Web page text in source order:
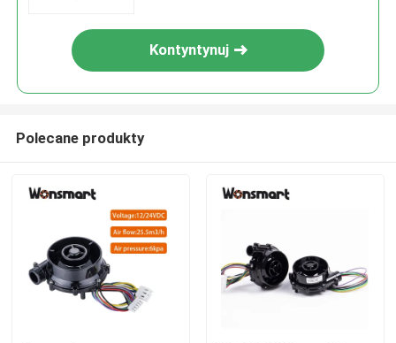
Kontyntynuj
Polecane produkty